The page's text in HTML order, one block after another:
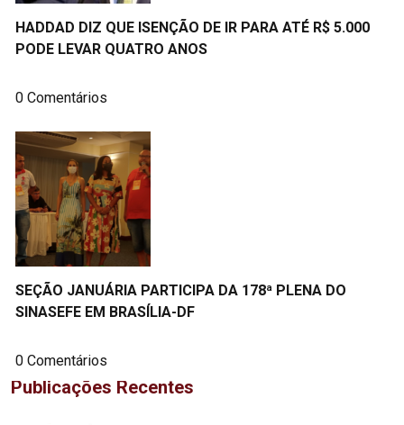
HADDAD DIZ QUE ISENÇÃO DE IR PARA ATÉ R$ 5.000
PODE LEVAR QUATRO ANOS
0 Comentários
SEÇÃO JANUÁRIA PARTICIPA DA 178ª PLENA DO
SINASEFE EM BRASÍLIA-DF
0 Comentários
Publicações Recentes